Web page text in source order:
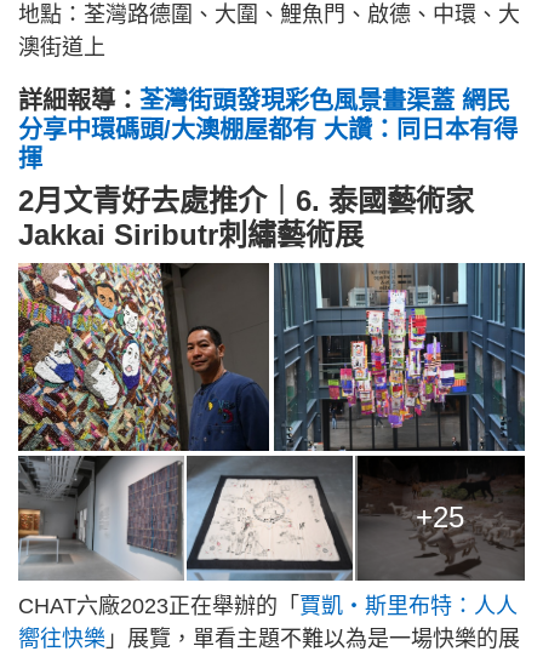
地點：荃灣路德圍、大圍、鯉魚門、啟德、中環、大
澳街道上
詳細報導： 荃灣街頭發現彩色風景畫渠蓋 網民
分享中環碼頭/大澳棚屋都有 大讚：同日本有得
揮
2月文青好去處推介｜6. 泰國藝術家
Jakkai Siributr刺繡藝術展
+25
CHAT六廠2023正在舉辦的「 賈凱・斯里布特：人人
嚮往快樂 」展覽，單看主題不難以為是一場快樂的展